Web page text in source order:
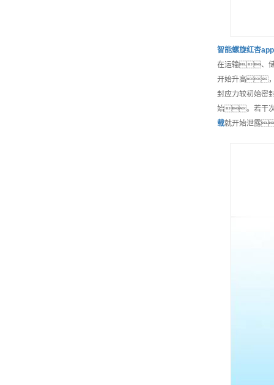
智能螺旋红杏
在运输、
开始升高
封应力较初始
始。若干次
载就开始泄露